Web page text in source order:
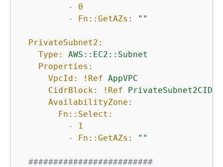
-
0
-
Fn::GetAZs: ""
PrivateSubnet2:
Type:
AWS::EC2::Subnet
Properties:
VpcId:
!Ref AppVPC
CidrBlock:
!Ref
PrivateSubnet2CIDR
AvailabilityZone:
Fn::Select:
-
1
-
Fn::GetAZs: ""
#########################